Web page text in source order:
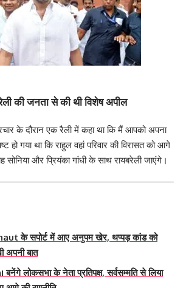
की जनता से की थी विशेष अपील
के दौरान एक रैली में कहा था कि मैं आपको अपना
हो गया था कि राहुल वहां परिवार की विरासत को आगे
सोनिया और प्रियंका गांधी के साथ रायबरेली जाएंगे।
के सपोर्ट में आए अनुपम खेर, थप्पड़ कांड को
बात
लोकसभा के नेता प्रतिपक्ष, सर्वसम्मति से लिया